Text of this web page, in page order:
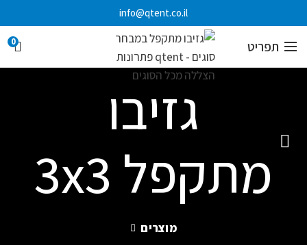
info@qtent.co.il
תפריט 0
גזיבו
מתקפל 3x3
מוצרים